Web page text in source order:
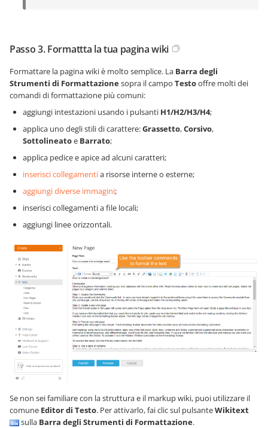
Passo 3. Formattta la tua pagina wiki
Formattare la pagina wiki è molto semplice. La Barra degli
Strumenti di Formattazionesopra il campo Testooffre molti dei
comandi di formattazione più comuni:
aggiungi intestazioni usando i pulsanti H1/H2/H3/H4;
applica uno degli stili di carattere:Grassetto,Corsivo,
Sottolineatoe Barrato;
applica pedice e apice ad alcuni caratteri;
inserisci collegamentia risorse interne o esterne;
aggiungi diverse immagini;
inserisci collegamenti a file locali;
aggiungi linee orizzontali.
Se non sei familiare con la struttura e il markup wiki, puoi utilizzare il
comune Editor di Testo. Per attivarlo, fai clic sul pulsanteWikitext
sulla Barra degli Strumenti di Formattazione.